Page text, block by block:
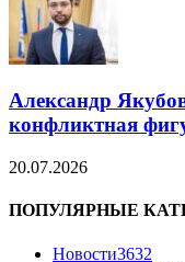
Александр
конфликтная
20.07.2026
ПОПУЛЯРНЫЕ
Новости3632